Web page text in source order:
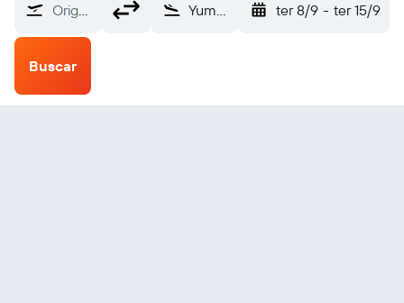
Origem Yuma (YUM) ter 8/9 - ter 15/9
Buscar